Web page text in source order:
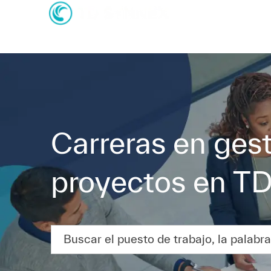
Carreras en
proyectos en
Buscar el puesto de trabajo, la palabra clave o